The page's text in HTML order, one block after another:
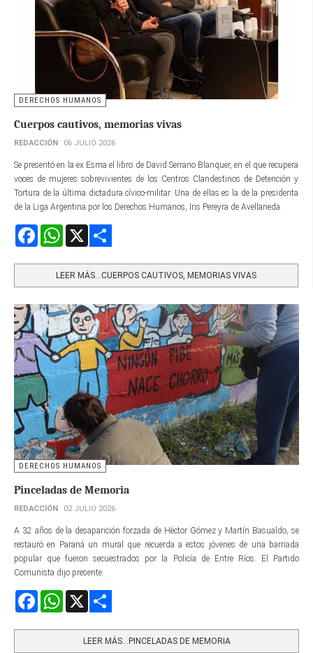
DERECHOS HUMANOS
Cuerpos cautivos, memorias vivas
REDACCIÓN 06 JULIO 2026
Se presentó en la ex Esma el libro de David Serrano Blanquer, en el que recupera
voces de mujeres sobrevivientes de los Centros Clandestinos de Detención y
Tortura de la última dictadura cívico-militar. Una de ellas es la de la presidenta
de la Liga Argentina por los Derechos Humanos, Iris Pereyra de Avellaneda.
FacebookWhatsApp
LEER MÁS…CUERPOS CAUTIVOS, MEMORIAS VIVAS
DERECHOS HUMANOS
Pinceladas de Memoria
REDACCIÓN 02 JULIO 2026
A 32 años de la desaparición forzada de Héctor Gómez y Martín Basualdo, se
restauró en Paraná un mural que recuerda a estos jóvenes de una barriada
popular que fueron secuestrados por la Policía de Entre Ríos. El Partido
Comunista dijo presente.
FacebookWhatsApp
LEER MÁS…PINCELADAS DE MEMORIA